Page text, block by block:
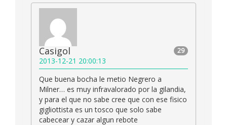
29
Casigol
2013-12-21 20:00:13
Que buena bocha le metio Negrero a
Milner… es muy infravalorado por la gilandia,
y para el que no sabe cree que con ese fisico
gigliottista es un tosco que solo sabe
cabecear y cazar algun rebote